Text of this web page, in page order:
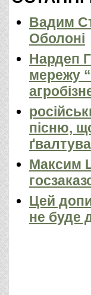
Вадим
Оболоні
Нардеп
мережу
пісню,
Максим
Цей
не буде